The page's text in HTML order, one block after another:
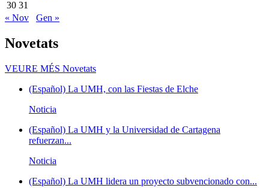
30 31
« Nov
Gen »
Novetats
VEURE MÉS Novetats
(Español) La UMH, con las Fiestas de Elche
Noticia
(Español) La UMH y la Universidad de Cartagena
refuerzan...
Noticia
(Español) La UMH lidera un proyecto subvencionado con...